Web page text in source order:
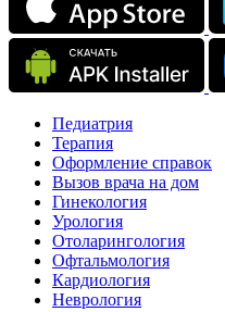
Педиатрия
Терапия
Оформление справок
Вызов врача на дом
Гинекология
Урология
Отоларингология
Офтальмология
Кардиология
Неврология